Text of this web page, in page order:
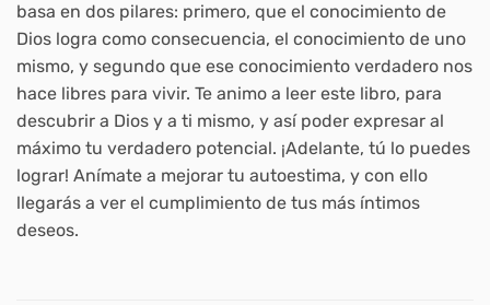
basa en dos pilares: primero, que el conocimiento de
Dios logra como consecuencia, el conocimiento de uno
mismo, y segundo que ese conocimiento verdadero nos
hace libres para vivir. Te animo a leer este libro, para
descubrir a Dios y a ti mismo, y así poder expresar al
máximo tu verdadero potencial. ¡Adelante, tú lo puedes
lograr! Anímate a mejorar tu autoestima, y con ello
llegarás a ver el cumplimiento de tus más íntimos
deseos.